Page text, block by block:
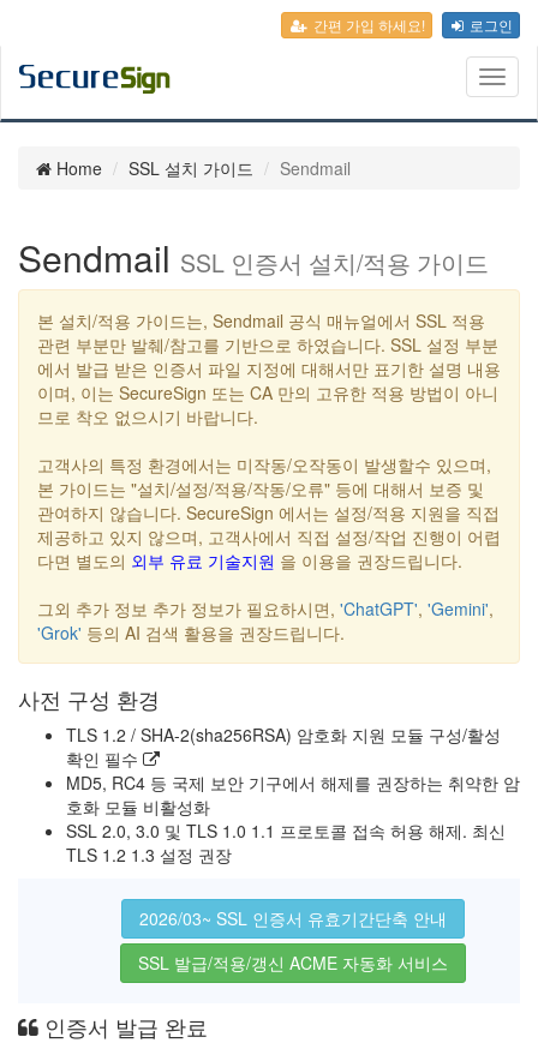
간편 가입 하세요! 로그인
Home SSL 설치 가이드 Sendmail
Sendmail SSL 인증서 설치/적용 가이드
본 설치/적용 가이드는, Sendmail 공식 매뉴얼에서 SSL 적용
관련 부분만 발췌/참고를 기반으로 하였습니다. SSL 설정 부분
에서 발급 받은 인증서 파일 지정에 대해서만 표기한 설명 내용
이며, 이는 SecureSign 또는 CA 만의 고유한 적용 방법이 아니
므로 착오 없으시기 바랍니다.
고객사의 특정 환경에서는 미작동/오작동이 발생할수 있으며,
본 가이드는 "설치/설정/적용/작동/오류" 등에 대해서 보증 및
관여하지 않습니다. SecureSign 에서는 설정/적용 지원을 직접
제공하고 있지 않으며, 고객사에서 직접 설정/작업 진행이 어렵
다면 별도의 외부 유료 기술지원 을 이용을 권장드립니다.
그외 추가 정보 추가 정보가 필요하시면, 'ChatGPT', 'Gemini',
'Grok' 등의 AI 검색 활용을 권장드립니다.
사전 구성 환경
TLS 1.2 / SHA-2(sha256RSA) 암호화 지원 모듈 구성/활성
확인 필수
MD5, RC4 등 국제 보안 기구에서 해제를 권장하는 취약한 암
호화 모듈 비활성화
SSL 2.0, 3.0 및 TLS 1.0 1.1 프로토콜 접속 허용 해제. 최신
TLS 1.2 1.3 설정 권장
2026/03~ SSL 인증서 유효기간단축 안내
SSL 발급/적용/갱신 ACME 자동화 서비스
인증서 발급 완료